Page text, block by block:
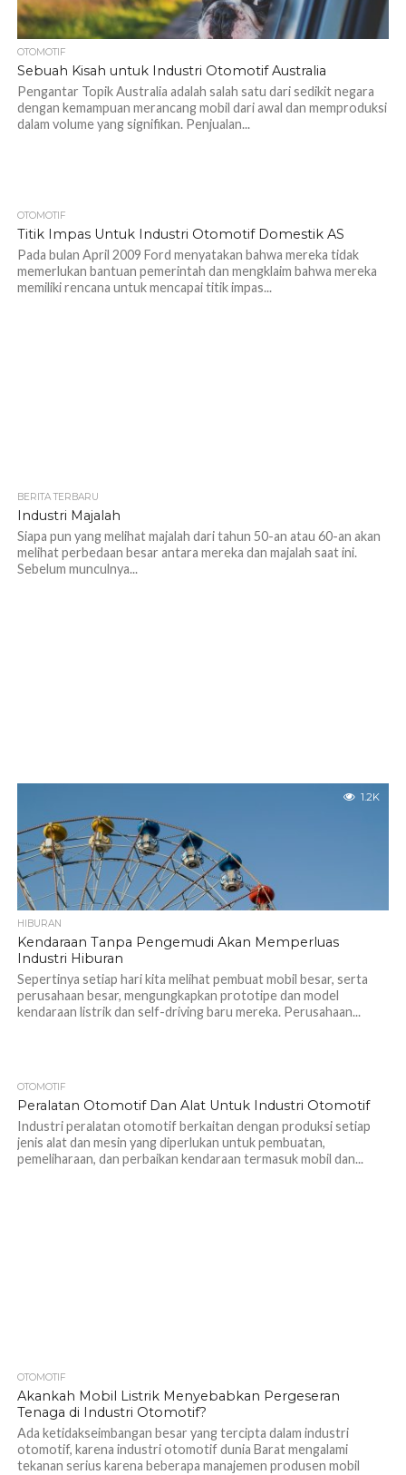
OTOMOTIF
Sebuah Kisah untuk Industri Otomotif Australia
Pengantar Topik Australia adalah salah satu dari sedikit negara
dengan kemampuan merancang mobil dari awal dan memproduksi
dalam volume yang signifikan. Penjualan...
OTOMOTIF
Titik Impas Untuk Industri Otomotif Domestik AS
Pada bulan April 2009 Ford menyatakan bahwa mereka tidak
memerlukan bantuan pemerintah dan mengklaim bahwa mereka
memiliki rencana untuk mencapai titik impas...
BERITA TERBARU
Industri Majalah
Siapa pun yang melihat majalah dari tahun 50-an atau 60-an akan
melihat perbedaan besar antara mereka dan majalah saat ini.
Sebelum munculnya...
1.2K
HIBURAN
Kendaraan Tanpa Pengemudi Akan Memperluas
Industri Hiburan
Sepertinya setiap hari kita melihat pembuat mobil besar, serta
perusahaan besar, mengungkapkan prototipe dan model
kendaraan listrik dan self-driving baru mereka. Perusahaan...
OTOMOTIF
Peralatan Otomotif Dan Alat Untuk Industri Otomotif
Industri peralatan otomotif berkaitan dengan produksi setiap
jenis alat dan mesin yang diperlukan untuk pembuatan,
pemeliharaan, dan perbaikan kendaraan termasuk mobil dan...
OTOMOTIF
Akankah Mobil Listrik Menyebabkan Pergeseran
Tenaga di Industri Otomotif?
Ada ketidakseimbangan besar yang tercipta dalam industri
otomotif, karena industri otomotif dunia Barat mengalami
tekanan serius karena beberapa manajemen produsen mobil